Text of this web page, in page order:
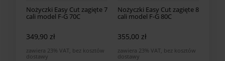
Nożyczki Easy Cut zagięte 7
cali model F-G 70C
349,90 zł
zawiera 23% VAT, bez kosztów
dostawy
Nożyczki Easy Cut zagięte 8
cali model F-G 80C
355,00 zł
zawiera 23% VAT, bez kosztów
dostawy